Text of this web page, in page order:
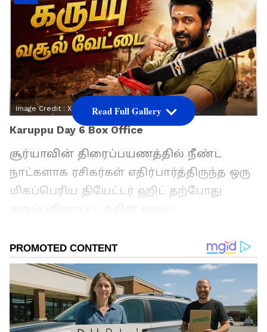
Image Credit : X
Karuppu Day 6 Box Office
சூர்யாவின் திரைப்பயணத்தில் நீண்ட
நாட்களாக ரசிகர்கள் எதிர்பார்த்திருந்த ஒரு
மிகப்பெரிய தியேட்டர் ஹிட் தற்போது
அவரது படங்கள் விமர்சன ரீதியாக கவனம்
பெற்றாலும், வசூல் ரீதியாக பெரிய
அளவிலான வெற்றியை எட்டவில்லை.
ஆனால் இந்த முறை நிலைமையே
மாறிவிட்டது. வெளியீட்டுக்கு முன்பே பெரும்
Read Full Gallery